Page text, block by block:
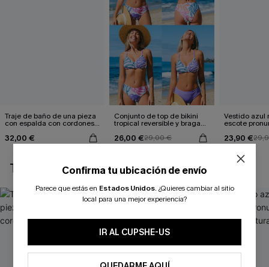
Traje de baño de una pieza
con espalda con cordones y
32,00 €
Conjunto de top de bikini
tropical reversible y braga
26,00 €29,00 €
Vestido azul
escote
23,90 €
TAMBIÉN TE PUEDE GUSTAR
Confirma tu ubicación de envío
Parece que estás en Estados Unidos. ¿Quieres cambiar al sitio
local para una mejor experiencia?
IR AL CUPSHE-US